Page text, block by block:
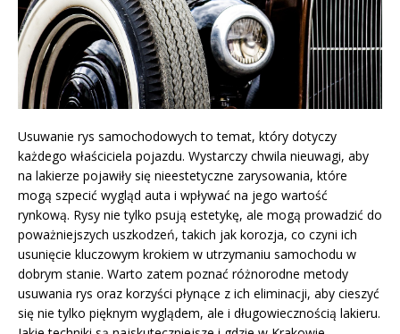
Usuwanie rys samochodowych to temat, który dotyczy
każdego właściciela pojazdu. Wystarczy chwila nieuwagi, aby
na lakierze pojawiły się nieestetyczne zarysowania, które
mogą szpecić wygląd auta i wpływać na jego wartość
rynkową. Rysy nie tylko psują estetykę, ale mogą prowadzić do
poważniejszych uszkodzeń, takich jak korozja, co czyni ich
usunięcie kluczowym krokiem w utrzymaniu samochodu w
dobrym stanie. Warto zatem poznać różnorodne metody
usuwania rys oraz korzyści płynące z ich eliminacji, aby cieszyć
się nie tylko pięknym wyglądem, ale i długowiecznością lakieru.